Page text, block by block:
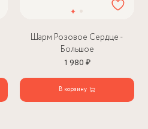
Шарм Розовое Сердце -
Большое
1 980 ₽
В корзину